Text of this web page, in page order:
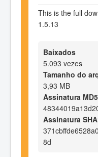
This is the full
1.5.13
Baixados
5.093 vezes
Tamanho do
3,93 MB
Assinatura MD5
Assinatura
8d